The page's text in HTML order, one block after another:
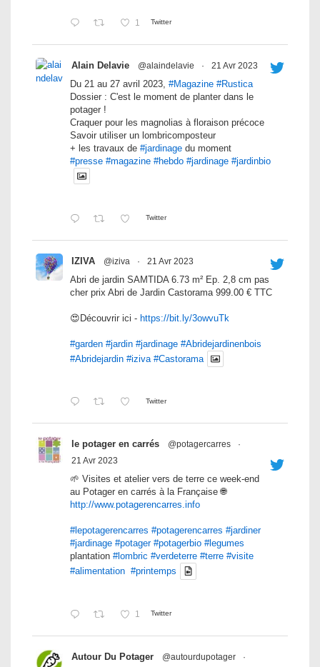
1 Twitter
Alain Delavie @alaindelavie · 21 Avr 2023
Du 21 au 27 avril 2023, #Magazine #Rustica
Dossier : C'est le moment de planter dans le
potager !
Craquer pour les magnolias à floraison précoce
Savoir utiliser un lombricomposteur
+ les travaux de #jardinage du moment
#presse #magazine #hebdo #jardinage #jardinbio
Twitter
IZIVA @iziva · 21 Avr 2023
Abri de jardin SAMTIDA 6.73 m² Ep. 2,8 cm pas
cher prix Abri de Jardin Castorama 999.00 € TTC
😍Découvrir ici - https://bit.ly/3owvuTk
#garden #jardin #jardinage #Abridejardinenbois
#Abridejardin #iziva #Castorama
Twitter
le potager en carrés @potagercarres
·
21 Avr 2023
🌱 Visites et atelier vers de terre ce week-end
au Potager en carrés à la Française 🌐
http://www.potagerencarres.info
#lepotagerencarres #potagerencarres #jardiner
#jardinage #potager #potagerbio #legumes
plantation #lombric #verdeterre #terre #visite
#alimentation #printemps
1 Twitter
Autour Du Potager @autourdupotager
·